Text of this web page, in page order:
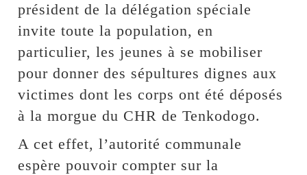
président de la délégation spéciale
invite toute la population, en
particulier, les jeunes à se mobiliser
pour donner des sépultures dignes aux
victimes dont les corps ont été déposés
à la morgue du CHR de Tenkodogo.
A cet effet, l’autorité communale
espère pouvoir compter sur la